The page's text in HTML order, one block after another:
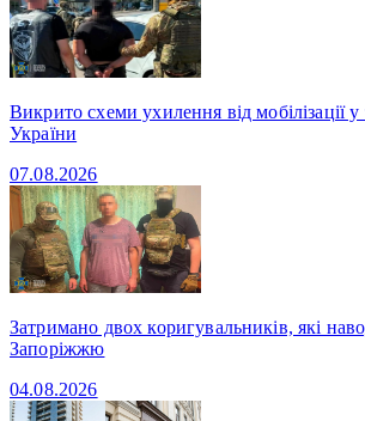
Викрито схеми ухилення від мобілізації у
України
07.08.2026
Затримано двох коригувальників, які
Запоріжжю
04.08.2026